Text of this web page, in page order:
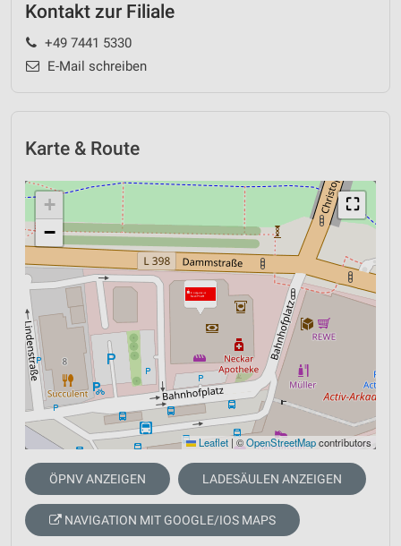
Kontakt zur Filiale
+49 7441 5330
E-Mail schreiben
Karte & Route
⛶
+
−
Leaflet |©OpenStreetMapcontributors
ÖPNV ANZEIGEN LADESÄULEN ANZEIGEN
NAVIGATION MIT GOOGLE/IOS MAPS